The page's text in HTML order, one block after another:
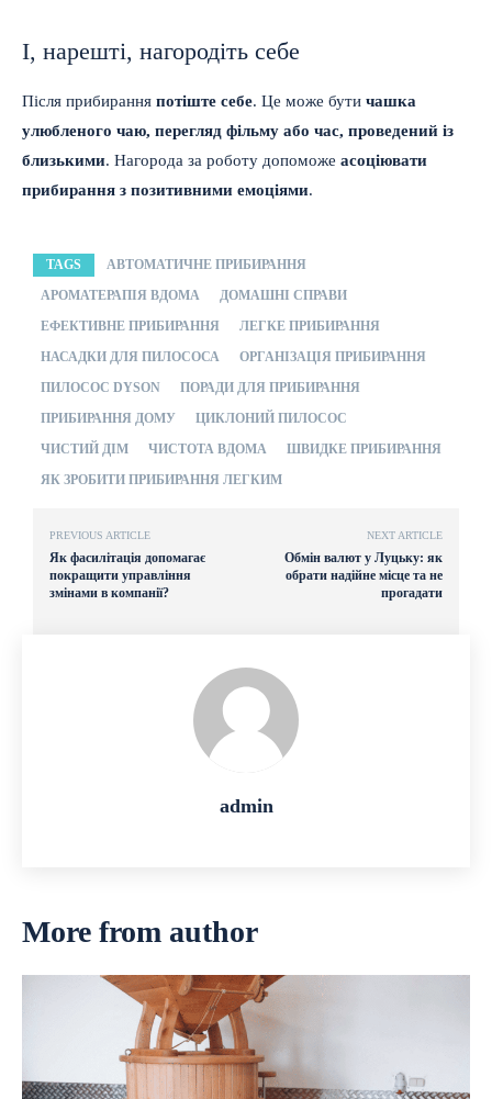
І, нарешті, нагородіть себе
Після прибирання потіште себе. Це може бути чашка
улюбленого чаю, перегляд фільму або час, проведений із
близькими. Нагорода за роботу допоможе асоціювати
прибирання з позитивними емоціями.
TAGS
АВТОМАТИЧНЕ ПРИБИРАННЯ
АРОМАТЕРАПІЯ ВДОМА
ДОМАШНІ СПРАВИ
ЕФЕКТИВНЕ ПРИБИРАННЯ
ЛЕГКЕ ПРИБИРАННЯ
НАСАДКИ ДЛЯ ПИЛОСОСА
ОРГАНІЗАЦІЯ ПРИБИРАННЯ
ПИЛОСОС DYSON
ПОРАДИ ДЛЯ ПРИБИРАННЯ
ПРИБИРАННЯ ДОМУ
ЦИКЛОНИЙ ПИЛОСОС
ЧИСТИЙ ДІМ
ЧИСТОТА ВДОМА
ШВИДКЕ ПРИБИРАННЯ
ЯК ЗРОБИТИ ПРИБИРАННЯ ЛЕГКИМ
PREVIOUS ARTICLE
Як фасилітація допомагає
покращити управління
змінами в компанії?
NEXT ARTICLE
Обмін валют у Луцьку: як
обрати надійне місце та не
прогадати
admin
More from author